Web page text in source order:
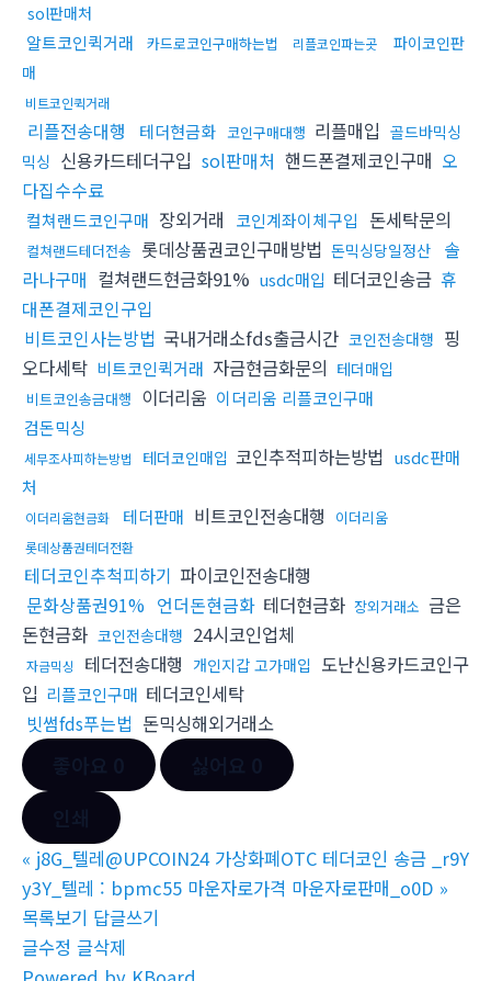
sol판매처
알트코인퀵거래 카드로코인구매하는법 리플코인파는곳
파이코인판
매
비트코인퀵거래
리플전송대행 테더현금화 코인구매대행 리플매입 골드바믹싱
믹싱 신용카드테더구입 sol판매처 핸드폰결제코인구매 오
다집수수료
컬쳐랜드코인구매 장외거래 코인계좌이체구입 돈세탁문의
컬쳐랜드테더전송 롯데상품권코인구매방법 돈믹싱당일정산
솔
라나구매 컬쳐랜드현금화91% usdc매입 테더코인송금 휴
대폰결제코인구입
비트코인사는방법 국내거래소fds출금시간 코인전송대행 핑
오다세탁 비트코인퀵거래 자금현금화문의 테더매입
비트코인송금대행 이더리움 이더리움 리플코인구매
검돈믹싱
세무조사피하는방법 테더코인매입 코인추적피하는방법 usdc판매
처
이더리움현금화 테더판매 비트코인전송대행 이더리움
롯데상품권테더전환
테더코인추척피하기 파이코인전송대행
문화상품권91% 언더돈현금화 테더현금화 장외거래소 금은
돈현금화 코인전송대행 24시코인업체
자금믹싱 테더전송대행 개인지갑 고가매입 도난신용카드코인구
입 리플코인구매 테더코인세탁
빗썸fds푸는법 돈믹싱해외거래소
« j8G_텔레@UPCOIN24 가상화폐OTC 테더코인 송금 _r9Y
y3Y_텔레 : bpmc55 마운자로가격 마운자로판매_o0D »
목록보기 답글쓰기
글수정 글삭제